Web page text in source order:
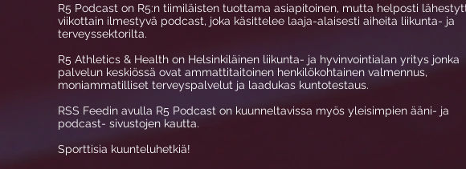
R5 Podcast on R5:n tiimiläisten tuottama asiapitoinen, mutta helposti
viikottain ilmestyvä podcast, joka käsittelee laaja-alaisesti aiheita liikunta- ja
terveyssektorilta.
R5 Athletics & Health on Helsinkiläinen liikunta- ja hyvinvointialan yritys jonka
palvelun keskiössä ovat ammattitaitoinen henkilökohtainen valmennus,
moniammatilliset terveyspalvelut ja laadukas kuntotestaus.
RSS Feedin avulla R5 Podcast on kuunneltavissa myös yleisimpien ääni- ja
podcast- sivustojen kautta.
Sporttisia kuunteluhetkiä!